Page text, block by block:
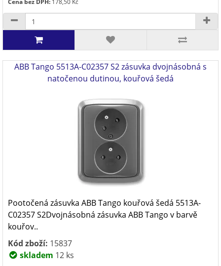
Cena bez DPH: 178,50 Kč
ABB Tango 5513A-C02357 S2 zásuvka dvojnásobná s
natočenou dutinou, kouřová šedá
Pootočená zásuvka ABB Tango kouřová šedá 5513A-
C02357 S2Dvojnásobná zásuvka ABB Tango v barvě
kouřov..
Kód zboží: 15837
skladem 12 ks